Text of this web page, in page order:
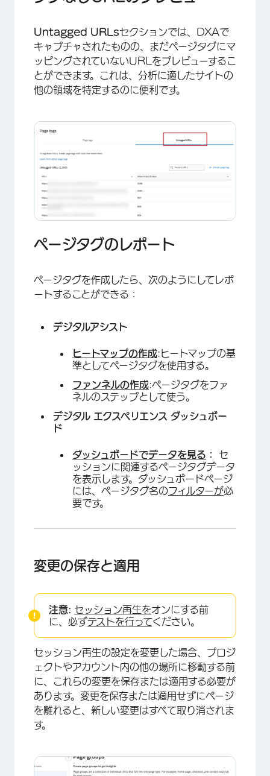
Untagged URLsセクションでは、DXAで
キャプチャされたものの、まだページタグにマ
ッピングされていないURLをプレビューするこ
とができます。これは、分析に適したサイトの
他の領域を特定するのに便利です。
×
ページタグのレポート
ページタグを作成したら、次のようにしてレポ
ートすることができる：
デジタルアシスト
ヒートマップの作成:ヒートマップの基
準としてページタグを使用する。
ファンネルの作成:ページタグをファ
ネルのステップとして使う。
デジタル エクスペリエンス ダッシュボー
ド
ダッシュボードでデータを見る ： セ
ッションに関連するページタグデータ
を表示します。ダッシュボードページ
には、ページタグ名のフィルターが必
要です。
変更の保存と適用
注意: セッション再生をオンにする前
に、必ずテストを行ってください。
セッション再生の設定を変更した場合、プロジ
ェクトやアカウント内の他の場所に移動する前
に、これらの変更を保存または適用する必要が
あります。変更を保存または適用せずにページ
を離れると、新しい変更はすべて取り消されま
す。